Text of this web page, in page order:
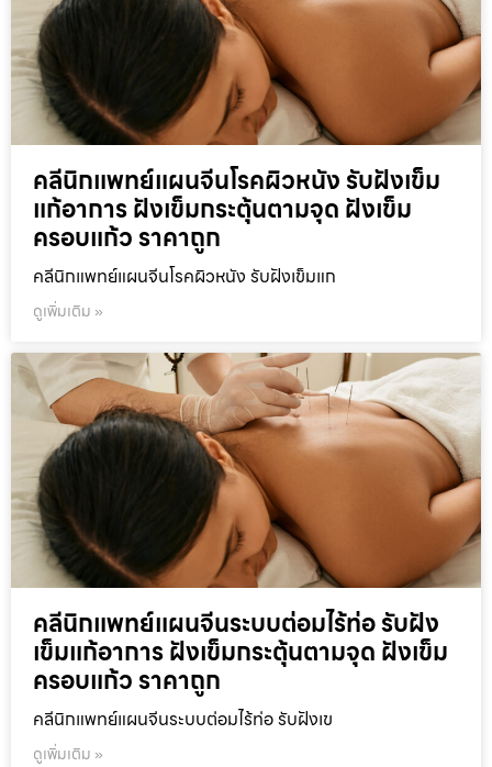
คลีนิกแพทย์แผนจีนโรคผิวหนัง รับฝังเข็ม
แก้อาการ ฝังเข็มกระตุ้นตามจุด ฝังเข็ม
ครอบแก้ว ราคาถูก
คลีนิกแพทย์แผนจีนโรคผิวหนัง รับฝังเข็มแก
ดูเพิ่มเติม »
คลีนิกแพทย์แผนจีนระบบต่อมไร้ท่อ รับฝัง
เข็มแก้อาการ ฝังเข็มกระตุ้นตามจุด ฝังเข็ม
ครอบแก้ว ราคาถูก
คลีนิกแพทย์แผนจีนระบบต่อมไร้ท่อ รับฝังเข
ดูเพิ่มเติม »